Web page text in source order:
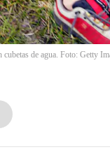
cubetas de agua. Foto: Getty